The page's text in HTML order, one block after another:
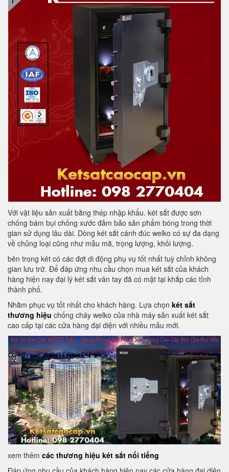
Với vật liệu sản xuất bằng thép nhập khẩu. két sắt được sơn
chống bám bụi chống xước đảm bảo sản phẩm bóng trong thời
gian sử dụng lâu dài. Dòng két sắt cánh đúc welko có sự đa dạng
về chủng loại cũng như mẫu mã, trọng lượng, khối lượng.
bên trong két có các đợt di động phụ vụ tốt nhất tuỳ chỉnh không
gian lưu trữ. Để đáp ứng nhu cầu chọn mua két sắt của khách
hàng hiện nay đại lý két sắt vân tay đã có mặt tại khắp các tỉnh
thành phố.
Nhằm phục vụ tốt nhất cho khách hàng. Lựa chọn két sắt
thương hiệu chống cháy welko của nhà máy sản xuất két sắt
cao cấp tại các cửa hàng đại diện với nhiều mẫu mới.
xem thêm các thương hiệu két sắt nổi tiếng